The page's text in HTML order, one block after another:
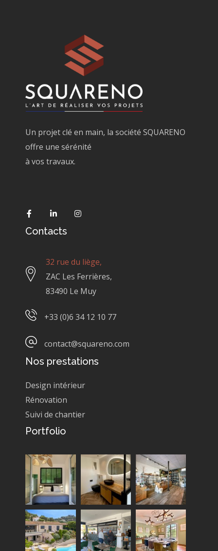
Un projet clé en main, la société SQUARENO
offre une sérénité
à vos travaux.
Contacts
32 rue du liège,
ZAC Les Ferrières,
83490 Le Muy
+33 (0)6 34 12 10 77
contact@squareno.com
Nos prestations
Design intérieur
Rénovation
Suivi de chantier
Portfolio